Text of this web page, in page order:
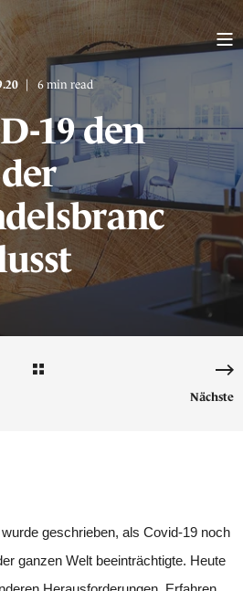
6 min read
19 den
Nächste
geschrieben, als Covid-19 noch
ganzen Welt beeinträchtigte. Heute